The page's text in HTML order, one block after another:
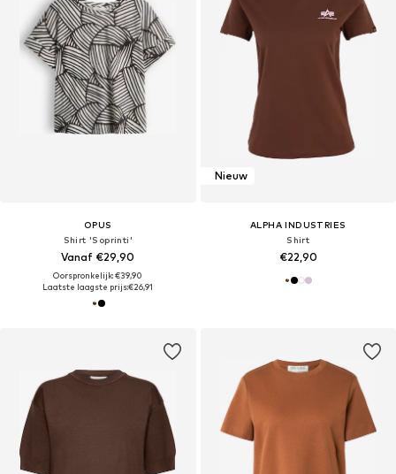
OPUS
Shirt 'Soprinti'
Vanaf €29,90
Oorspronkelijk: €39,90
Laatste laagste prijs:€26,91
Nieuw
ALPHA INDUSTRIES
Shirt
€22,90